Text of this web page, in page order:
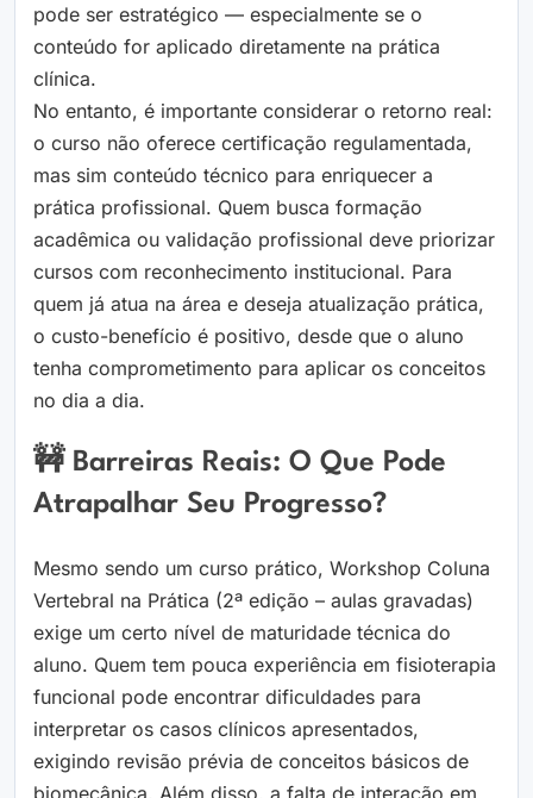
pode ser estratégico — especialmente se o
conteúdo for aplicado diretamente na prática
clínica.
No entanto, é importante considerar o retorno real:
o curso não oferece certificação regulamentada,
mas sim conteúdo técnico para enriquecer a
prática profissional. Quem busca formação
acadêmica ou validação profissional deve priorizar
cursos com reconhecimento institucional. Para
quem já atua na área e deseja atualização prática,
o custo-benefício é positivo, desde que o aluno
tenha comprometimento para aplicar os conceitos
no dia a dia.
🚧 Barreiras Reais: O Que Pode
Atrapalhar Seu Progresso?
Mesmo sendo um curso prático, Workshop Coluna
Vertebral na Prática (2ª edição – aulas gravadas)
exige um certo nível de maturidade técnica do
aluno. Quem tem pouca experiência em fisioterapia
funcional pode encontrar dificuldades para
interpretar os casos clínicos apresentados,
exigindo revisão prévia de conceitos básicos de
biomecânica. Além disso, a falta de interação em